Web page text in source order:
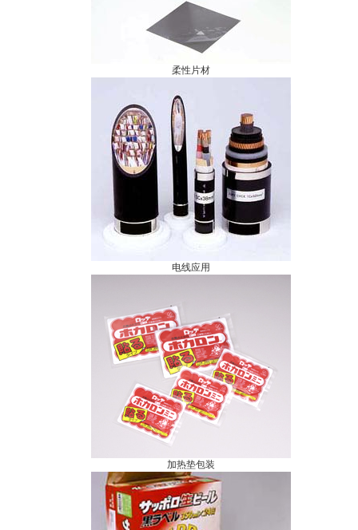
柔性片材
电线应用
加热垫包装